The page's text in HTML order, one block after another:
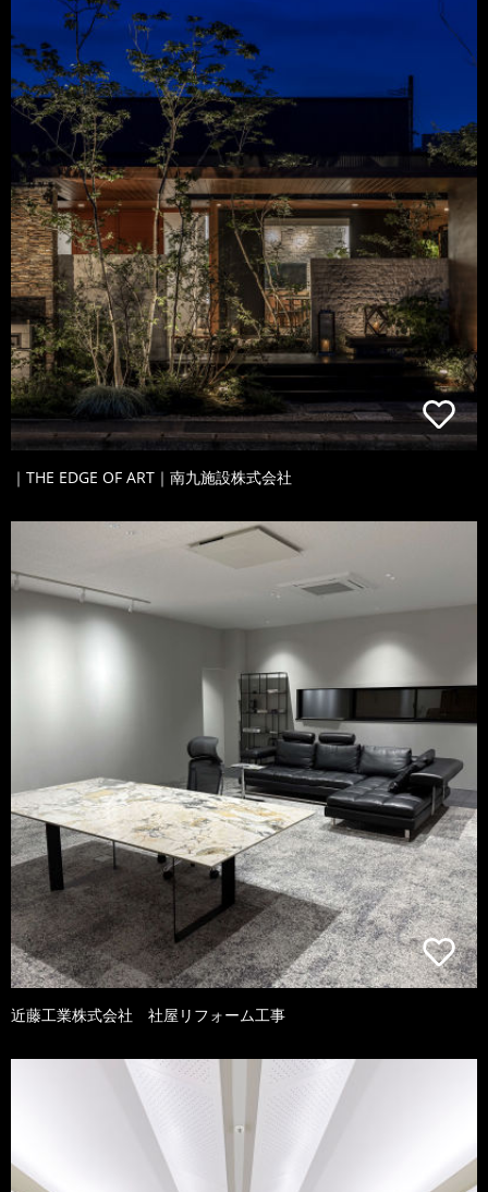
｜THE EDGE OF ART｜南九施設株式会社
近藤工業株式会社 社屋リフォーム工事